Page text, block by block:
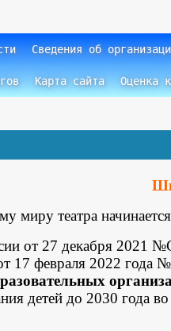
Сведения об
Карта сайта Оценка
театра начинается
от 27 декабря 2021
17 февраля 2022 года
детей до 2030 года